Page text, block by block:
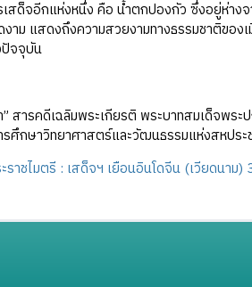
สด็จอีกแห่งหนึ่ง คือ น้ำตกปองกัว ซึ่งอยู่ห่าง
ม แสดงถึงความสวยงามทางธรรมชาติของ
จจุบัน
สารคดีเฉลิมพระเกียรติ พระบาทสมเด็จพ
ศึกษาวิทยาศาสตร์และวัฒนธรรมแห่งสหประ
ราชไมตรี : เสด็จฯ เยือนอินโดจีน (เวียดนาม)